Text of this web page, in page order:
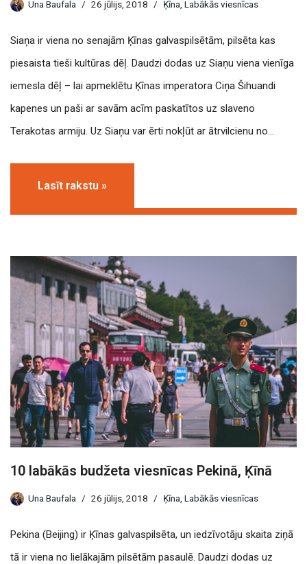
Una Baufala 26 jūlijs, 2018 Ķīna, Labākās viesnīcas
Siaņa ir viena no senajām Ķīnas galvaspilsētām, pilsēta kas
piesaista tieši kultūras dēļ. Daudzi dodas uz Siaņu viena vienīga
iemesla dēļ – lai apmeklētu Ķīnas imperatora Ciņa Šihuandi
kapenes un paši ar savām acīm paskatītos uz slaveno
Terakotas armiju. Uz Siaņu var ērti nokļūt ar ātrvilcienu no…
Lasīt rakstu »
10 labākās budžeta viesnīcas Pekinā, Ķīnā
Una Baufala 26 jūlijs, 2018 Ķīna Labākās viesnīcas
Pekina (Beijing) ir Ķīnas galvaspilsēta, un iedzīvotāju skaita ziņā
tā ir viena no lielākajām pilsētām pasaulē. Daudzi dodas uz